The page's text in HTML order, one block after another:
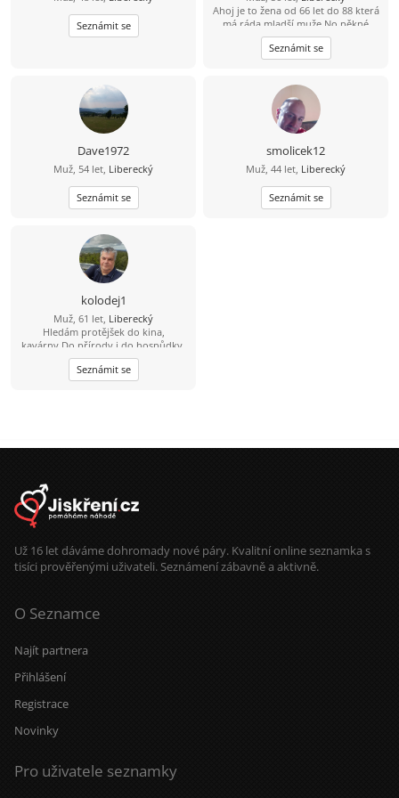
Seznámit se
Ahoj je to žena od 66 let do 88 která
má ráda mladší muže No pěkné
přátelství kamarádství férově a která
se chce ještě a touží se spojovat v
jedno tělo mně je 56 nejlépe
Seznámit se
Dave1972
Muž, 54 let, Liberecký
Seznámit se
smolicek12
Muž, 44 let, Liberecký
Seznámit se
kolodej1
Muž, 61 let, Liberecký
Hledám protějšek do kina,
kavárny.Do přírody i do hospůdky.
Možná i víc. Jsem bezkonfliktní
pohodář.ppeckaseznam
Seznámit se
Už 16 let dáváme dohromady nové páry. Kvalitní online seznamka s
tisíci prověřenými uživateli. Seznámení zábavně a aktivně.
O Seznamce
Najít partnera
Přihlášení
Registrace
Novinky
Pro uživatele seznamky